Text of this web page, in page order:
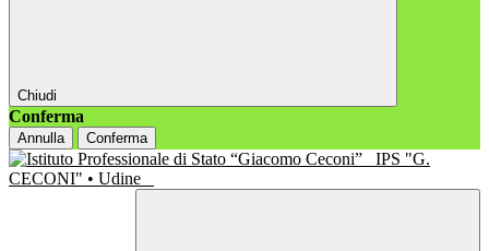
Chiudi
Conferma
Annulla Conferma
IPS "G.
CECONI" • Udine